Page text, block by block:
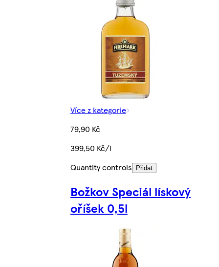
Více z kategorie
79,90 Kč
399,50 Kč/l
Quantity controls
Přidat
Božkov Speciál lískový
oříšek 0,5l